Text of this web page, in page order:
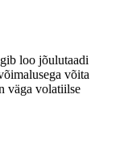
loo jõulutaadi
võita
väga volatiilse